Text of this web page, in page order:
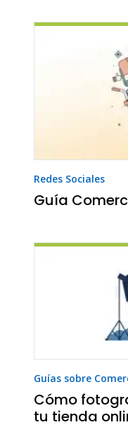
Redes Sociales
Guía
Guías sobre
Cómo
tu tienda